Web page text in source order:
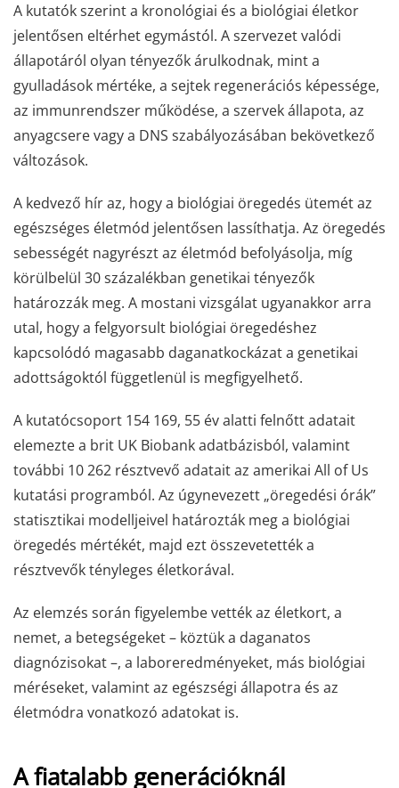
A kutatók szerint a kronológiai és a biológiai életkor
jelentősen eltérhet egymástól. A szervezet valódi
állapotáról olyan tényezők árulkodnak, mint a
gyulladások mértéke, a sejtek regenerációs képessége,
az immunrendszer működése, a szervek állapota, az
anyagcsere vagy a DNS szabályozásában bekövetkező
változások.
A kedvező hír az, hogy a biológiai öregedés ütemét az
egészséges életmód jelentősen lassíthatja. Az öregedés
sebességét nagyrészt az életmód befolyásolja, míg
körülbelül 30 százalékban genetikai tényezők
határozzák meg. A mostani vizsgálat ugyanakkor arra
utal, hogy a felgyorsult biológiai öregedéshez
kapcsolódó magasabb daganatkockázat a genetikai
adottságoktól függetlenül is megfigyelhető.
A kutatócsoport 154 169, 55 év alatti felnőtt adatait
elemezte a brit UK Biobank adatbázisból, valamint
további 10 262 résztvevő adatait az amerikai All of Us
kutatási programból. Az úgynevezett „öregedési órák”
statisztikai modelljeivel határozták meg a biológiai
öregedés mértékét, majd ezt összevetették a
résztvevők tényleges életkorával.
Az elemzés során figyelembe vették az életkort, a
nemet, a betegségeket – köztük a daganatos
diagnózisokat –, a laboreredményeket, más biológiai
méréseket, valamint az egészségi állapotra és az
életmódra vonatkozó adatokat is.
A fiatalabb generációknál